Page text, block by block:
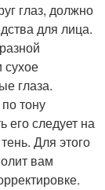
глаз, должно
для лица.
сухое
глаза.
тону
его следует на
Для этого
вам